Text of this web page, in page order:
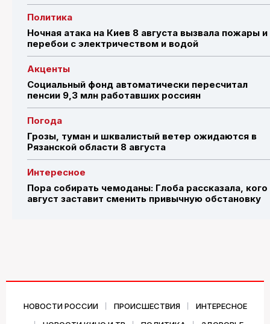
Политика
Ночная атака на Киев 8 августа вызвала пожары и
перебои с электричеством и водой
Акценты
Социальный фонд автоматически пересчитал
пенсии 9,3 млн работавших россиян
Погода
Грозы, туман и шквалистый ветер ожидаются в
Рязанской области 8 августа
Интересное
Пора собирать чемоданы: Глоба рассказала, кого
август заставит сменить привычную обстановку
НОВОСТИ РОССИИ ПРОИСШЕСТВИЯ
ИНТЕРЕСНОЕ